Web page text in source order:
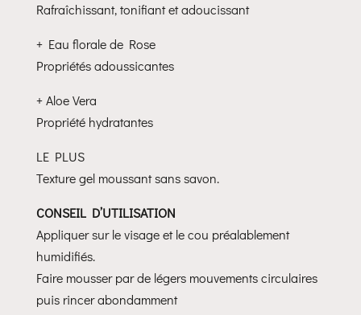
Rafraîchissant, tonifiant et adoucissant
+ Eau florale de Rose
Propriétés adoussicantes
+ Aloe Vera
Propriété hydratantes
LE PLUS
Texture gel moussant sans savon.
CONSEIL D’UTILISATION
Appliquer sur le visage et le cou préalablement
humidifiés.
Faire mousser par de légers mouvements circulaires
puis rincer abondamment